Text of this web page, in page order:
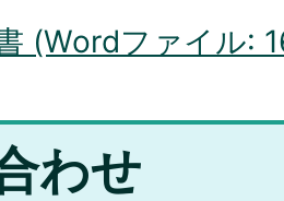
(Wordファイル:
わせ